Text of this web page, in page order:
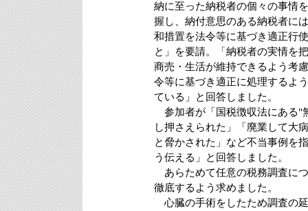
納に至った納税者の個々の事情
握し、納付意思のある納税者に
和措置を法令等に基づき適正行
と」を要請。「納税者の実情を
商売・生活が維持できるよう考
令等に基づき適正に処理するよ
ている」と回答しました。
参加者が「国税徴収法にある"
し押さえられた」「廃業して大
と脅かされた」など不当事例を
う伝える」と回答しました。
あらためて任意の税務調査に
徹底するよう求めました。
心臓の手術をしたため調査の